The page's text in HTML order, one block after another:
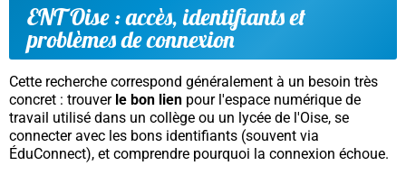
ENT Oise : accès, identifiants et
problèmes de connexion
Cette recherche correspond généralement à un besoin très
concret : trouver le bon lien pour l'espace numérique de
travail utilisé dans un collège ou un lycée de l'Oise, se
connecter avec les bons identifiants (souvent via
ÉduConnect), et comprendre pourquoi la connexion échoue.